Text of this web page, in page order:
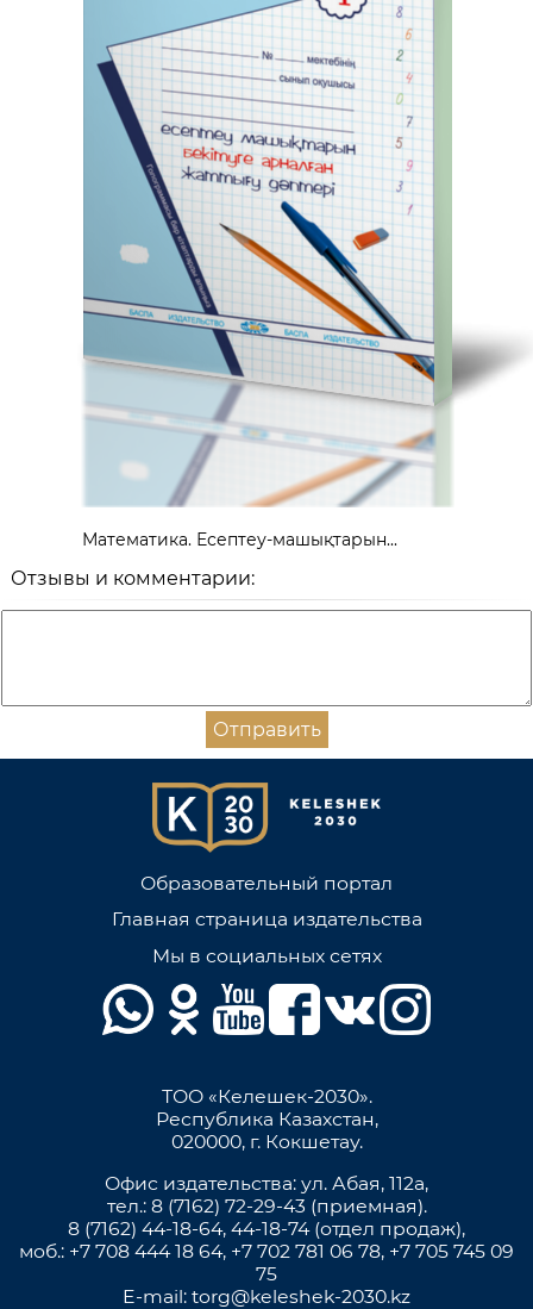
Математика. Есептеу-машықтарын...
Отзывы и комментарии:
Отправить
Образовательный портал
Главная страница издательства
Мы в социальных сетях
ТОО «Келешек-2030».
Республика Казахстан,
020000, г. Кокшетау.
Офис издательства: ул. Абая, 112а,
тел.: 8 (7162) 72-29-43 (приемная).
8 (7162) 44-18-64, 44-18-74 (отдел продаж),
моб.: +7 708 444 18 64, +7 702 781 06 78, +7 705 745 09
75
E-mail: torg@keleshek-2030.kz